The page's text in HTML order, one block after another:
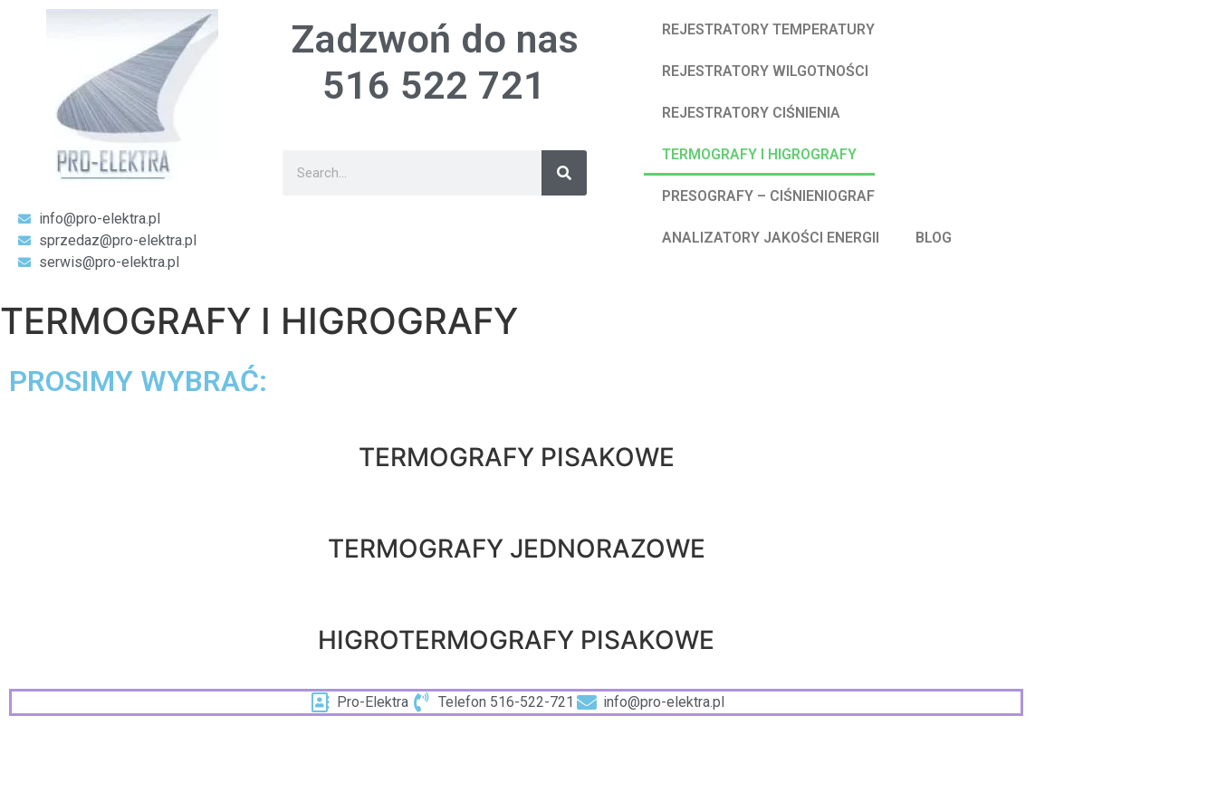
info@pro-elektra.pl
sprzedaz@pro-elektra.pl
serwis@pro-elektra.pl
Zadzwoń do nas
516 522 721
REJESTRATORY TEMPERATURY
REJESTRATORY WILGOTNOŚCI
REJESTRATORY CIŚNIENIA
TERMOGRAFY I HIGROGRAFY
PRESOGRAFY – CIŚNIENIOGRAF
ANALIZATORY JAKOŚCI ENERGII BLOG
TERMOGRAFY I HIGROGRAFY
PROSIMY WYBRAĆ:
TERMOGRAFY PISAKOWE
TERMOGRAFY JEDNORAZOWE
HIGROTERMOGRAFY PISAKOWE
Pro-Elektra Telefon 516-522-721 info@pro-elektra.pl